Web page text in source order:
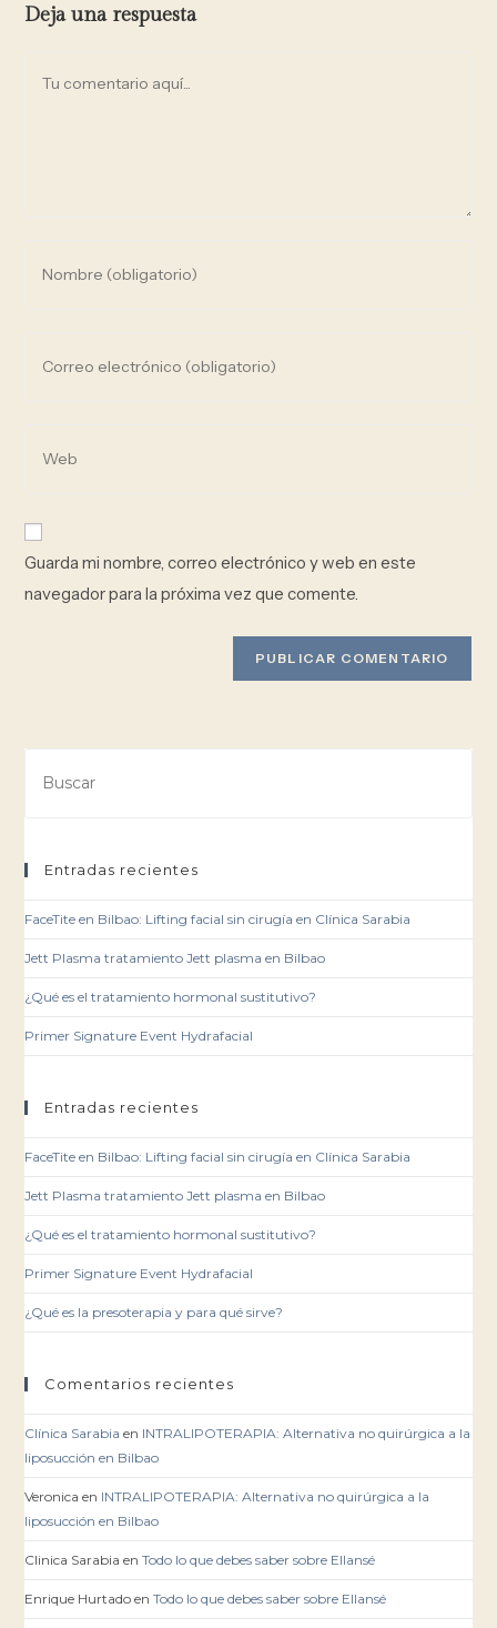
Deja una respuesta
Guarda mi nombre, correo electrónico y web en este
navegador para la próxima vez que comente.
Entradas recientes
FaceTite en Bilbao: Lifting facial sin cirugía en Clínica Sarabia
Jett Plasma tratamiento Jett plasma en Bilbao
¿Qué es el tratamiento hormonal sustitutivo?
Primer Signature Event Hydrafacial
Entradas recientes
FaceTite en Bilbao: Lifting facial sin cirugía en Clínica Sarabia
Jett Plasma tratamiento Jett plasma en Bilbao
¿Qué es el tratamiento hormonal sustitutivo?
Primer Signature Event Hydrafacial
¿Qué es la presoterapia y para qué sirve?
Comentarios recientes
Clínica Sarabia en INTRALIPOTERAPIA: Alternativa no quirúrgica a la
liposucción en Bilbao
Veronica en INTRALIPOTERAPIA: Alternativa no quirúrgica a la
liposucción en Bilbao
Clinica Sarabia enTodo lo que debes saber sobre Ellansé
Enrique Hurtado enTodo lo que debes saber sobre Ellansé